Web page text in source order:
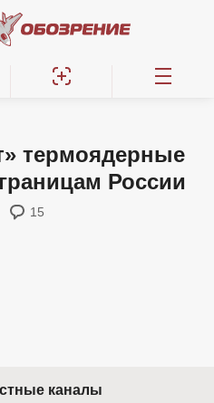
термоядерные
России
15
каналы